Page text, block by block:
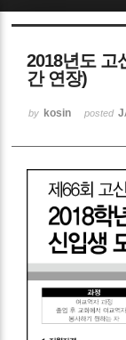
2018년도 고
간 연장)
by kosin posted